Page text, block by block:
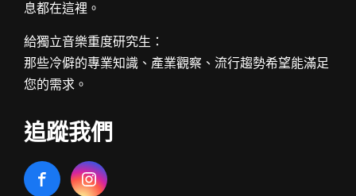
息都在這裡。
給獨立音樂重度研究生：
那些冷僻的專業知識、產業觀察、流行趨勢希望能滿足
您的需求。
追蹤我們